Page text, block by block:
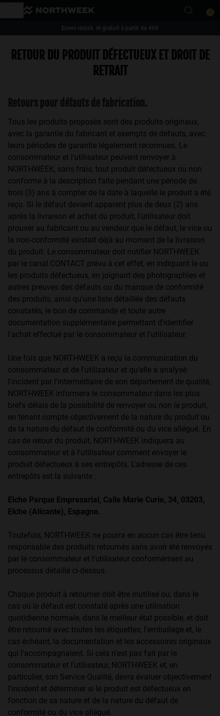
Cookies are small text files that can be used by websites to make a user's
The law states that we can store cookies on your device if they are strictly
This site uses different types of cookies. Some cookies are placed by third
party services that appear on our pages.
Declaration on our website.
Learn more about who we are, how you can contact us and how we
process personal data in our Privacy Policy.
Please state your consent ID and date when you contact us regarding your
consent.
Necessary Cookies Always active
Personalization Cookies
Veuillez
noter
système
d'accessibilité.
Envoi réduit, et gratuit à partir de 40€
RETOUR DU PRODUIT DÉFECTUEUX ET DROIT DE
RETRAIT
Retours pour défauts de fabrication.
Tous les produits proposés sont des produits originaux,
avec la garantie du fabricant et exempts de défauts, avec
leurs périodes de garantie légalement reconnues. Le
consommateur et l'utilisateur peuvent renvoyer à
NORTHWEEK, sans frais, tout produit défectueux ou non
conforme à la description faite pendant une période de
trois (3) ans à compter de la date à laquelle le produit a été
reçu. Si le défaut devient apparent plus de deux (2) ans
après la livraison et achat du produit, l'utilisateur doit
prouver au fabricant ou au vendeur que le défaut, le vice ou
la non-conformité existait déjà au moment de la livraison
du produit. Le consommateur doit notifier NORTHWEEK
par le canal CONTACT prévu à cet effet, en indiquant le ou
les produits défectueux, en joignant des photographies et
autres preuves des défauts ou du manque de conformité
des produits, ainsi qu'une liste détaillée des défauts
constatés, le bon de commande et toute autre
documentation supplémentaire permettant d'identifier
l'achat effectué par le consommateur et l'utilisateur.
Une fois que NORTHWEEK a reçu la communication du
consommateur et de l'utilisateur et qu'elle a analysé
l'incident par l'intermédiaire de son département de qualité,
NORTHWEEK informera le consommateur dans les plus
brefs délais de la possibilité de renvoyer ou non le produit,
en tenant compte objectivement de la nature du produit ou
de la nature du défaut de conformité ou du vice allégué. En
cas de retour du produit, NORTHWEEK indiquera au
consommateur et à l'utilisateur comment envoyer le
produit défectueux à ses entrepôts. L'adresse de ces
entrepôts est la suivante :
Elche Parque Empresarial, Calle Marie Curie, 34, 03203,
Elche (Alicante), Espagne.
Toutefois, NORTHWEEK ne pourra en aucun cas être tenu
responsable des produits retournés sans avoir été renvoyés
par le consommateur et l'utilisateur conformément au
processus détaillé ci-dessus.
Chaque produit à retourner doit être inutilisé ou, dans le
cas où le défaut est constaté après une utilisation
quotidienne normale, dans le meilleur état possible, et doit
être retourné avec toutes les étiquettes, l'emballage et, le
cas échéant, la documentation et les accessoires originaux
qui l'accompagnaient. Si cela n'est pas fait par le
consommateur et l'utilisateur, NORTHWEEK et, en
particulier, son Service Qualité, devra évaluer objectivement
l'incident et déterminer si le produit est défectueux en
fonction de sa nature et de la nature du défaut de
conformité ou du vice allégué.